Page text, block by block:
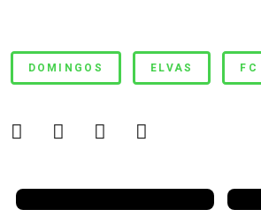
de Domingos
DOMINGOS ELVAS FC